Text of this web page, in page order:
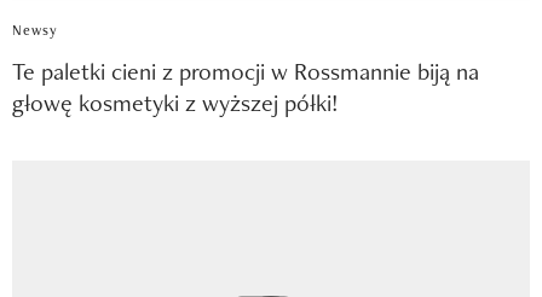
Newsy
Te paletki cieni z promocji w Rossmannie biją na
głowę kosmetyki z wyższej półki!